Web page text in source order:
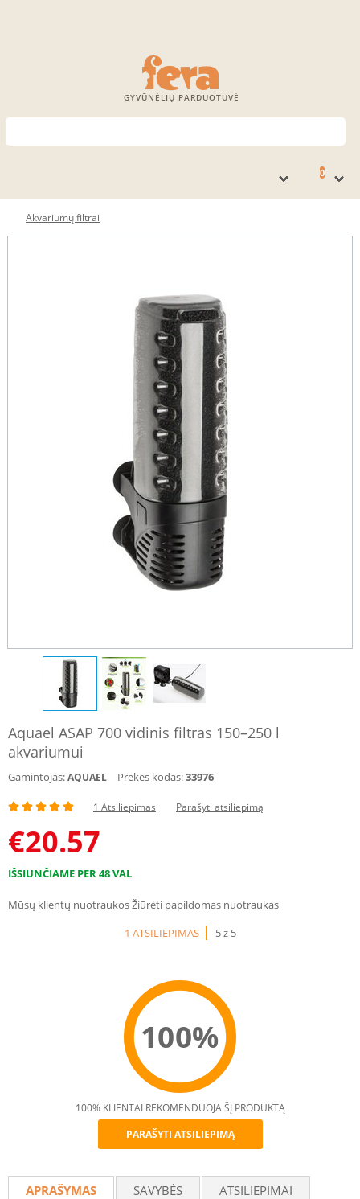
GYVŪNĖLIŲ PARDUOTUVĖ
0
Akvariumų filtrai
Aquael ASAP 700 vidinis filtras 150–250 l
akvariumui
Gamintojas:AQUAEL Prekės kodas:33976
1 Atsiliepimas Parašyti atsiliepimą
€20.57
IŠSIUNČIAME PER 48 VAL
Mūsų klientų nuotraukosŽiūrėti papildomas nuotraukas
1 ATSILIEPIMAS
5 z 5
100%
Recommend
100% KLIENTAI REKOMENDUOJA ŠĮ PRODUKTĄ
PARAŠYTI ATSILIEPIMĄ
APRAŠYMAS SAVYBĖS
ATSILIEPIMAI